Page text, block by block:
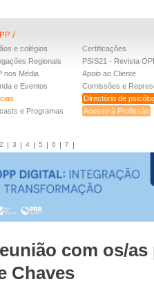
e colégios
Regionais
nos Média
e Eventos
e Programas
Certificações
PSIS21 - Revista
Apoio ao Cliente
Comissões e
Directório de
Acesso à Profissão
2 3 4 5 6 7
com os/
Chaves